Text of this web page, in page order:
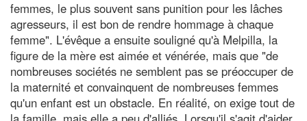
femmes, le plus souvent sans punition pour les lâches
agresseurs, il est bon de rendre hommage à chaque
femme". L'évêque a ensuite souligné qu'à Melpilla, la
figure de la mère est aimée et vénérée, mais que "de
nombreuses sociétés ne semblent pas se préoccuper de
la maternité et convainquent de nombreuses femmes
qu'un enfant est un obstacle. En réalité, on exige tout de